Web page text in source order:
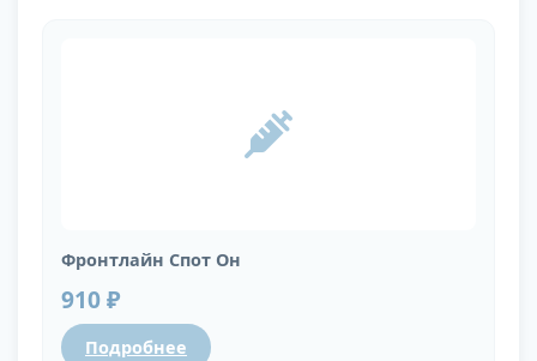
Фронтлайн Спот Он
910 ₽
Подробнее